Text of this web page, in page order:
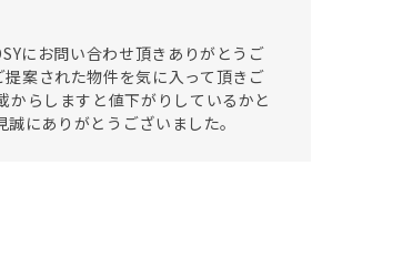
にお問い合わせ頂きありがとうご
案された物件を気に入って頂きご
らしますと値下がりしているかと
にありがとうございました。